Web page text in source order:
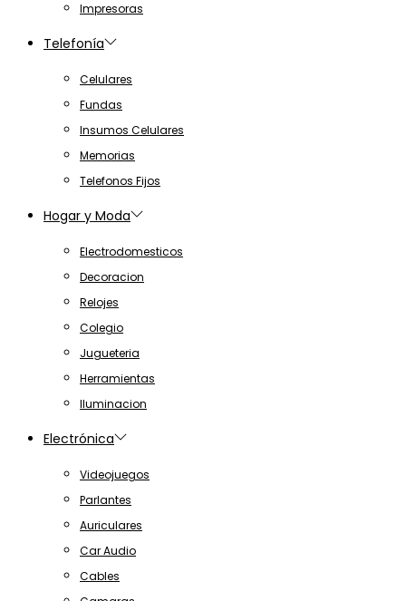
Impresoras
Telefonía
Celulares
Fundas
Insumos Celulares
Memorias
Telefonos Fijos
Hogar y Moda
Electrodomesticos
Decoracion
Relojes
Colegio
Jugueteria
Herramientas
Iluminacion
Electrónica
Videojuegos
Parlantes
Auriculares
Car Audio
Cables